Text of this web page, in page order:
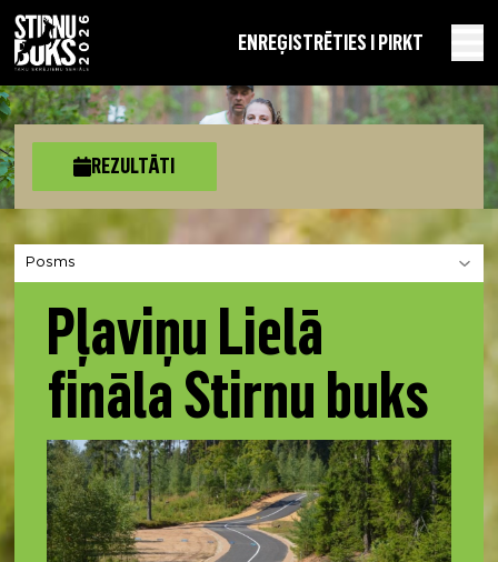
ENREĢISTRĒTIES I PIRKT
REZULTĀTI
Pļaviņu Lielā
fināla Stirnu buks